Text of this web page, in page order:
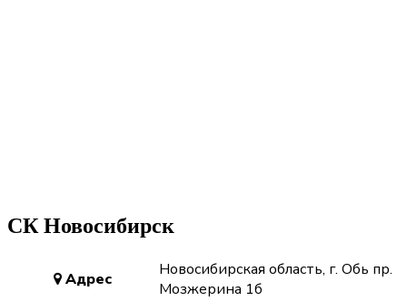
СК Новосибирск
Адрес
Новосибирская область, г. Обь пр.
Мозжерина 1б